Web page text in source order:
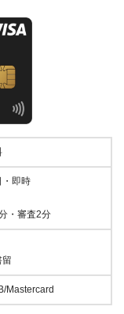
・即時
・審査2分
Mastercard